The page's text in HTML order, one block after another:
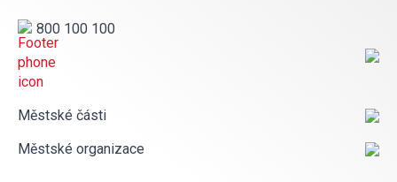
800 100 100
Městské části
Městské organizace